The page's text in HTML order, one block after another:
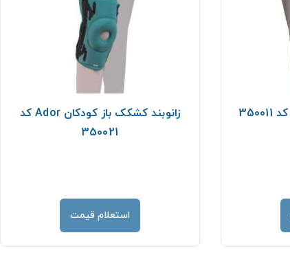
زانوبند کشکک باز کودکان Ador کد
350021
استعلام قیمت